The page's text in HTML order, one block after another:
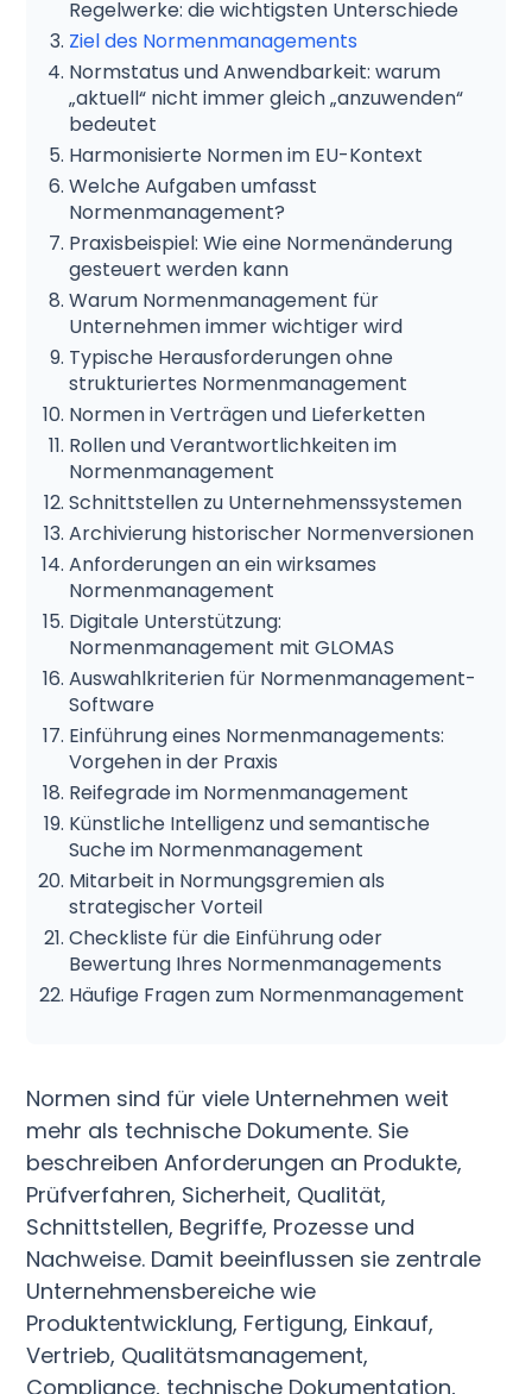
Regelwerke: die wichtigsten Unterschiede
Ziel des Normenmanagements
Normstatus und Anwendbarkeit: warum
„aktuell“ nicht immer gleich „anzuwenden“
bedeutet
Harmonisierte Normen im EU-Kontext
Welche Aufgaben umfasst
Normenmanagement?
Praxisbeispiel: Wie eine Normenänderung
gesteuert werden kann
Warum Normenmanagement für
Unternehmen immer wichtiger wird
Typische Herausforderungen ohne
strukturiertes Normenmanagement
Normen in Verträgen und Lieferketten
Rollen und Verantwortlichkeiten im
Normenmanagement
Schnittstellen zu Unternehmenssystemen
Archivierung historischer Normenversionen
Anforderungen an ein wirksames
Normenmanagement
Digitale Unterstützung:
Normenmanagement mit GLOMAS
Auswahlkriterien für Normenmanagement-
Software
Einführung eines Normenmanagements:
Vorgehen in der Praxis
Reifegrade im Normenmanagement
Künstliche Intelligenz und semantische
Suche im Normenmanagement
Mitarbeit in Normungsgremien als
strategischer Vorteil
Checkliste für die Einführung oder
Bewertung Ihres Normenmanagements
Häufige Fragen zum Normenmanagement
Normen sind für viele Unternehmen weit
mehr als technische Dokumente. Sie
beschreiben Anforderungen an Produkte,
Prüfverfahren, Sicherheit, Qualität,
Schnittstellen, Begriffe, Prozesse und
Nachweise. Damit beeinflussen sie zentrale
Unternehmensbereiche wie
Produktentwicklung, Fertigung, Einkauf,
Vertrieb, Qualitätsmanagement,
Compliance, technische Dokumentation,